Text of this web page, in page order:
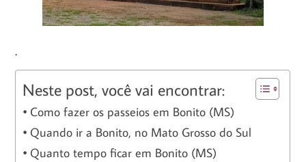
.
Neste post, você vai encontrar:
Como fazer os passeios em Bonito (MS)
Quando ir a Bonito, no Mato Grosso do Sul
Quanto tempo ficar em Bonito (MS)